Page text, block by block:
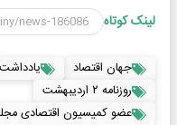
لینک کوتاه
جهان اقتصاد یادداشت
روزنامه ۲ اردیبهشت
عضو کمیسیون اقتصادی